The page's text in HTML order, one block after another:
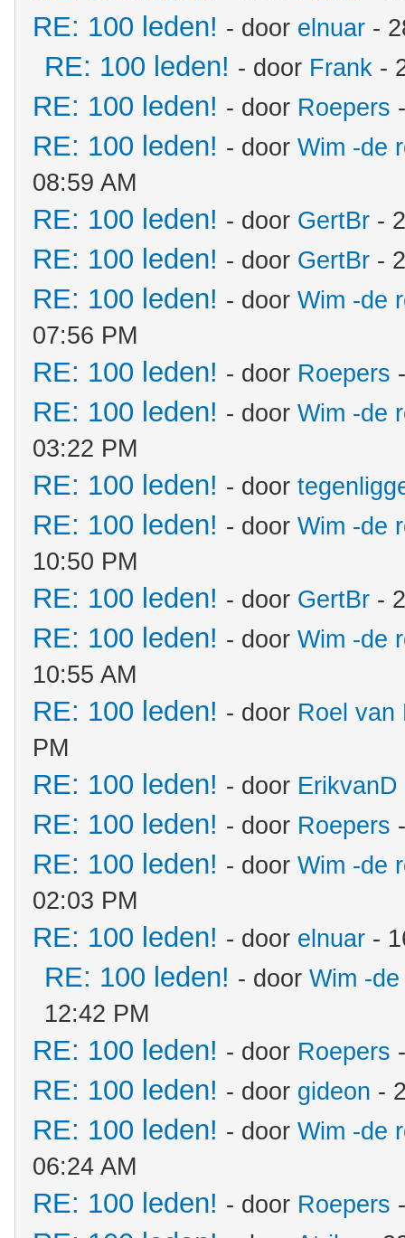
RE: 100 leden! - door elnuar -
RE: 100 leden! - door Frank -
RE: 100 leden! - door Roepers
RE: 100 leden! - door Wim -de
08:59 AM
RE: 100 leden! - door GertBr -
RE: 100 leden! - door GertBr -
RE: 100 leden! - door Wim -de
07:56 PM
RE: 100 leden! - door Roepers
RE: 100 leden! - door Wim -de
03:22 PM
RE: 100 leden! - door
RE: 100 leden! - door Wim -de
10:50 PM
RE: 100 leden! - door GertBr -
RE: 100 leden! - door Wim -de
10:55 AM
RE: 100 leden! - door Roel van
PM
RE: 100 leden! - door ErikvanD
RE: 100 leden! - door Roepers
RE: 100 leden! - door Wim -de
02:03 PM
RE: 100 leden! - door elnuar -
RE: 100 leden! - door Wim -
12:42 PM
RE: 100 leden! - door Roepers
RE: 100 leden! - door gideon -
RE: 100 leden! - door Wim -de
06:24 AM
RE: 100 leden! - door Roepers